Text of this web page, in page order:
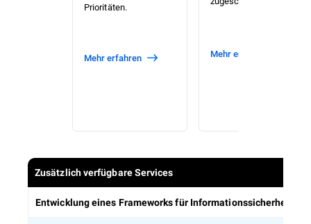
Prioritäten.
Mehr erfahren Mehr erfahren
Zusätzlich verfügbare Services
Entwicklung eines Frameworks für